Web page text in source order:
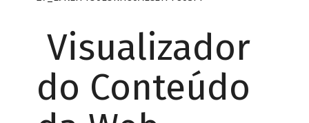
Visualizador
do Conteúdo